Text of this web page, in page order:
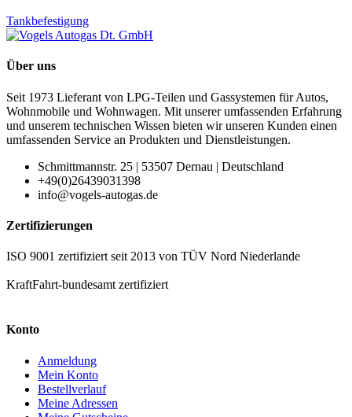
Tankbefestigung
Über uns
Seit 1973 Lieferant von LPG-Teilen und Gassystemen für Autos,
Wohnmobile und Wohnwagen. Mit unserer umfassenden Erfahrung
und unserem technischen Wissen bieten wir unseren Kunden einen
umfassenden Service an Produkten und Dienstleistungen.
Schmittmannstr. 25 | 53507 Dernau | Deutschland
+49(0)26439031398
info@vogels-autogas.de
Zertifizierungen
ISO 9001 zertifiziert seit 2013 von TÜV Nord Niederlande
KraftFahrt-bundesamt zertifiziert
Konto
Anmeldung
Mein Konto
Bestellverlauf
Meine Adressen